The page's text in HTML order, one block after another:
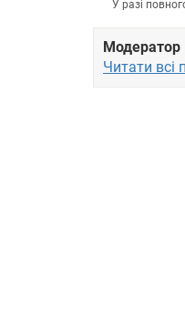
У разі
Модератор
Читати всі